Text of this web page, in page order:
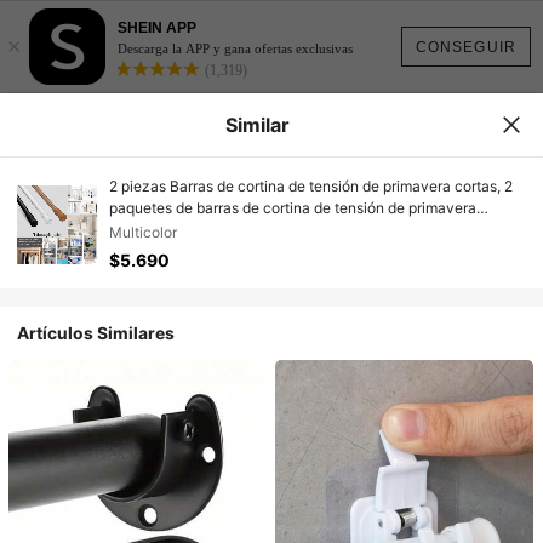
CONSEGUIR
×
SHEIN APP
Descarga la APP y gana ofertas exclusivas
(1,319)
Similar
2 piezas Barras de cortina de tensión de primavera cortas, 2
paquetes de barras de cortina de tensión de primavera
pequeñas de 55-90 cm, barra de tensión delgada sin taladro
para ventana, armario, armario, barra telescópica
multifuncional, soporte de cortina de ducha, base de cortina
Multicolor
$5.690
Artículos Similares